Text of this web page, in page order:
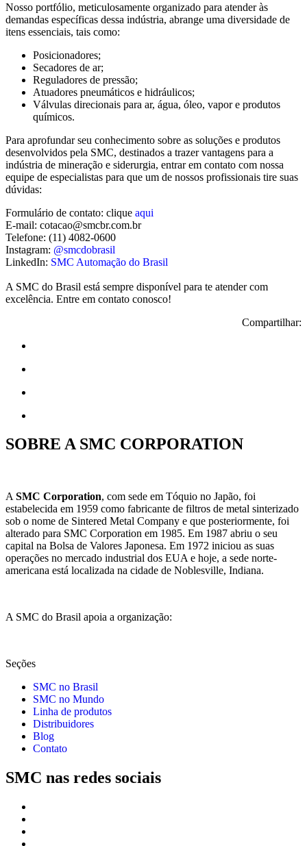
Nosso portfólio, meticulosamente organizado para atender às
demandas específicas dessa indústria, abrange uma diversidade de
itens essenciais, tais como:
Posicionadores;
Secadores de ar;
Reguladores de pressão;
Atuadores pneumáticos e hidráulicos;
Válvulas direcionais para ar, água, óleo, vapor e produtos
químicos.
Para aprofundar seu conhecimento sobre as soluções e produtos
desenvolvidos pela SMC, destinados a trazer vantagens para a
indústria de mineração e siderurgia, entrar em contato com nossa
equipe de especialistas para que um de nossos profissionais tire suas
dúvidas:
Formulário de contato: clique aqui
E-mail: cotacao@smcbr.com.br
Telefone: (11) 4082-0600
Instagram: @smcdobrasil
LinkedIn: SMC Automação do Brasil
A SMC do Brasil está sempre disponível para te atender com
excelência. Entre em contato conosco!
Compartilhar:
SOBRE A SMC CORPORATION
A SMC Corporation, com sede em Tóquio no Japão, foi
estabelecida em 1959 como fabricante de filtros de metal sinterizado
sob o nome de Sintered Metal Company e que posteriormente, foi
alterado para SMC Corporation em 1985. Em 1987 abriu o seu
capital na Bolsa de Valores Japonesa. Em 1972 iniciou as suas
operações no mercado industrial dos EUA e hoje, a sede norte-
americana está localizada na cidade de Noblesville, Indiana.
A SMC do Brasil apoia a organização:
Seções
SMC no Brasil
SMC no Mundo
Linha de produtos
Distribuidores
Blog
Contato
SMC nas redes sociais